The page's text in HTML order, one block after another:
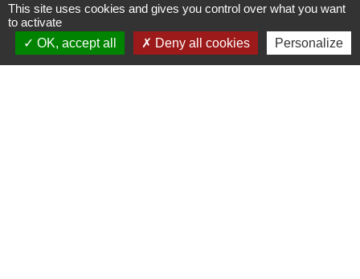
This site uses cookies and gives you control over what you want
to activate
OK, accept all
Deny all cookies Personalize